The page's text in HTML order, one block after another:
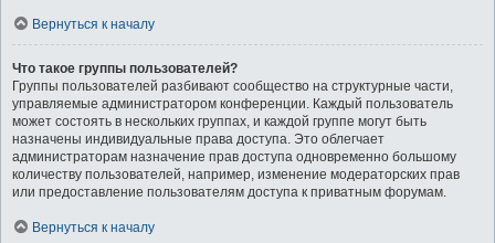
Вернуться к началу
Что такое группы пользователей?
Группы пользователей разбивают сообщество на структурные части,
управляемые администратором конференции. Каждый пользователь
может состоять в нескольких группах, и каждой группе могут быть
назначены индивидуальные права доступа. Это облегчает
администраторам назначение прав доступа одновременно большому
количеству пользователей, например, изменение модераторских прав
или предоставление пользователям доступа к приватным форумам.
Вернуться к началу